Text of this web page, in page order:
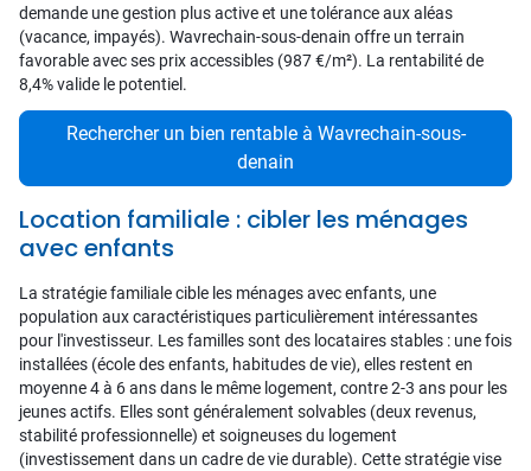
demande une gestion plus active et une tolérance aux aléas
(vacance, impayés). Wavrechain-sous-denain offre un terrain
favorable avec ses prix accessibles (987 €/m²). La rentabilité de
8,4% valide le potentiel.
Rechercher un bien rentable à Wavrechain-sous-
denain
Location familiale : cibler les ménages
avec enfants
La stratégie familiale cible les ménages avec enfants, une
population aux caractéristiques particulièrement intéressantes
pour l'investisseur. Les familles sont des locataires stables : une fois
installées (école des enfants, habitudes de vie), elles restent en
moyenne 4 à 6 ans dans le même logement, contre 2-3 ans pour les
jeunes actifs. Elles sont généralement solvables (deux revenus,
stabilité professionnelle) et soigneuses du logement
(investissement dans un cadre de vie durable). Cette stratégie vise